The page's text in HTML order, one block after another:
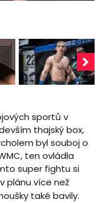
sportů v
thajský box,
byl souboj o
ten ovládla
super fightu si
plánu více než
také bavily.